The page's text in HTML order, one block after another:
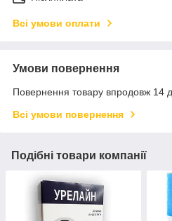
Всі умови оплати
Умови повернення
Повернення товару впродовж 14
Всі умови повернення
Подібні товари компанії